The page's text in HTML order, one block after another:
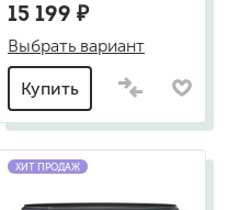
15 199 ₽
Выбрать вариант
Купить
ХИТ ПРОДАЖ